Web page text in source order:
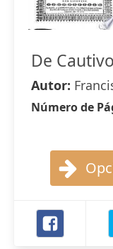
De
Autor:
Número de